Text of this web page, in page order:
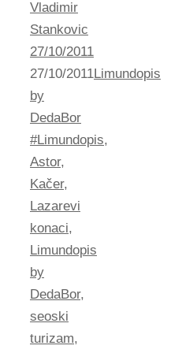
Vladimir
Stankovic
27/10/2011
27/10/2011Limundopis
by
DedaBor
#Limundopis,
Astor,
Kačer,
Lazarevi
konaci,
Limundopis
by
DedaBor,
seoski
turizam,